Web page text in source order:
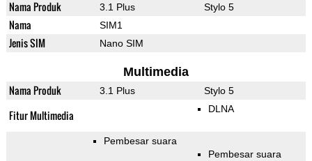
Nama Produk 3.1 Plus Stylo 5
Nama SIM1
Jenis SIM Nano SIM
Multimedia
Nama Produk 3.1 Plus Stylo 5
Fitur Multimedia DLNA
Pembesar suara
Pembesar suara